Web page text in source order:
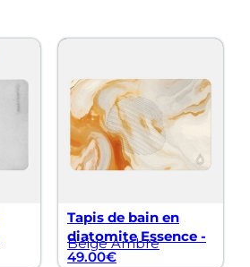
Tapis de bain en
diatomite Essence -
Beige Ambre
49.00€